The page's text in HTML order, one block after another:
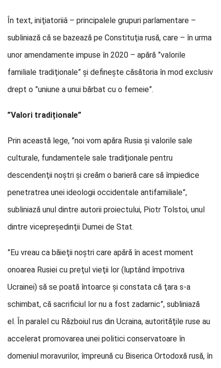
În text, iniţiatoriiâ – principalele grupuri parlamentare –
subliniază că se bazează pe Constituţia rusă, care – în urma
unor amendamente impuse în 2020 – apără ”valorile
familiale tradiţionale” şi defineşte căsătoria în mod exclusiv
drept o ”uniune a unui bărbat cu o femeie”.
”Valori tradiționale”
Prin această lege, ”noi vom apăra Rusia şi valorile sale
culturale, fundamentele sale tradiţionale pentru
descendenţii noştri şi creăm o barieră care să împiedice
penetratrea unei ideologii occidentale antifamiliale”,
subliniază unul dintre autorii proiectului, Piotr Tolstoi, unul
dintre vicepreşedinţii Dumei de Stat.
”Eu vreau ca băieţii noştri care apără în acest moment
onoarea Rusiei cu preţul vieţii lor (luptând împotriva
Ucrainei) să se poată întoarce şi constata că ţara s-a
schimbat, că sacrificiul lor nu a fost zadarnic”, subliniază
el. În paralel cu Războiul rus din Ucraina, autorităţile ruse au
accelerat promovarea unei politici conservatoare în
domeniul moravurilor, împreună cu Biserica Ortodoxă rusă, în